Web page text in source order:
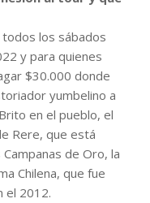
los sábados
y para quienes
$30.000 donde
yumbelino a
en el pueblo, el
Rere, que está
de Oro, la
Chilena, que fue
el 2012.